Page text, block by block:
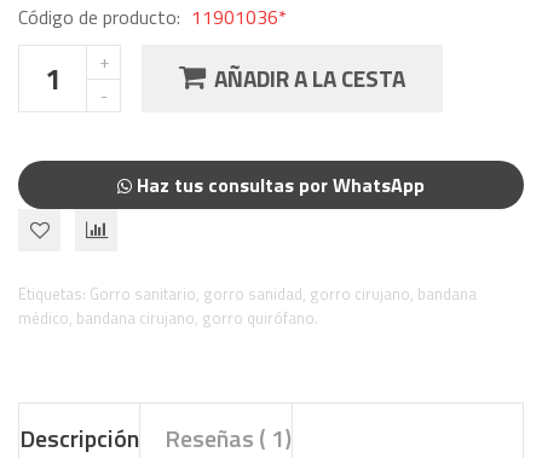
Código de producto: 11901036*
AÑADIR A LA CESTA
Haz tus consultas por WhatsApp
Etiquetas: Gorro sanitario, gorro sanidad, gorro cirujano, bandana
médico, bandana cirujano, gorro quirófano.
Descripción Reseñas ( 1)